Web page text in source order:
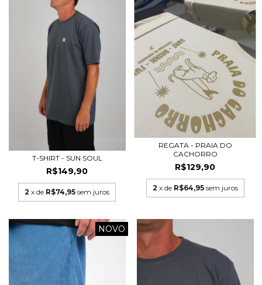
T-SHIRT - SUN SOUL
R$149,90
2 x de R$74,95 sem juros
REGATA - PRAIA DO
CACHORRO
R$129,90
2 x de R$64,95 sem juros
NOVO